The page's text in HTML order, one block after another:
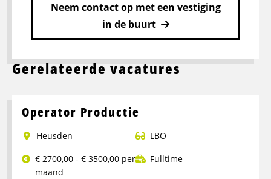
Neem contact op met een vestiging
in de buurt
Gerelateerde vacatures
Operator Productie
Heusden
LBO
€ 2700,00 - € 3500,00 per
maand
Fulltime